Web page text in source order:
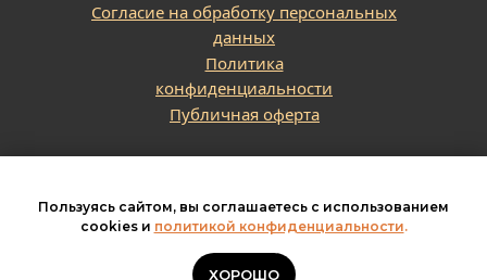
Пользуясь сайтом, вы соглашаетесь с использованием
cookies и политикой конфиденциальности.
ХОРОШО
© 2026 | Все права
Политика
конфиденциальности
253804419637, ОГРНИП
325253600121223
Публичная оферта
Согласие на обработку персональных
данных